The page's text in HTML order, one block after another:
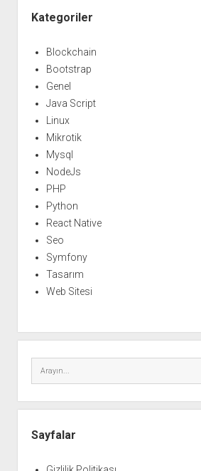
Menü
Kategoriler
Blockchain
Bootstrap
Genel
Java Script
Linux
Mikrotik
Mysql
NodeJs
PHP
Python
React Native
Seo
Symfony
Tasarım
Web Sitesi
Sayfalar